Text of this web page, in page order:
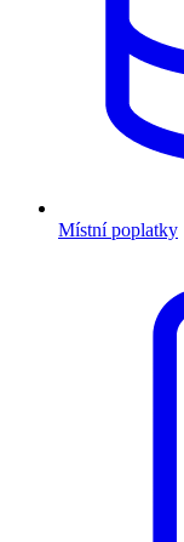
Místní poplatky